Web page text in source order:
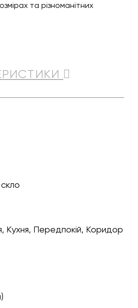
та різноманітних
Кухня, Передпокій, Коридор